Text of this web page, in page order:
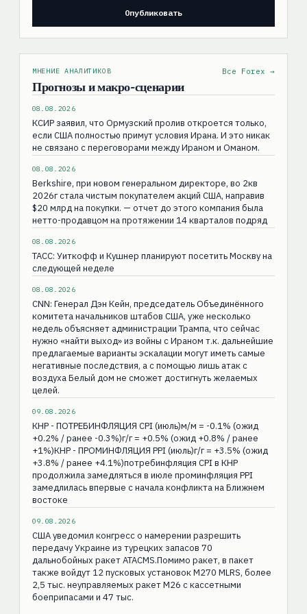
МНЕНИЕ АНАЛИТИКОВ
Прогнозы и макро-сценарии
Все Forex →
08.08.2026
КСИР заявил, что Ормузский пролив откроется только,
если США полностью примут условия Ирана. И это никак
не связано с переговорами между Ираном и Оманом.
08.08.2026
Berkshire, при новом генеральном директоре, во 2кв
2026г стала чистым покупателем акций США, направив
$20 млрд на покупки. — отчет до этого компания была
нетто-продавцом на протяжении 14 кварталов подряд
08.08.2026
ТАСС: Уиткофф и Кушнер планируют посетить Москву на
следующей неделе
08.08.2026
CNN: Генерал Дэн Кейн, председатель Объединённого
комитета начальников штабов США, уже несколько
недель объясняет администрации Трампа, что сейчас
нужно «найти выход» из войны с Ираном т.к. дальнейшие
предлагаемые варианты эскалации могут иметь самые
негативные последствия, а с помощью лишь атак с
воздуха Белый дом не сможет достигнуть желаемых
целей.
09.08.2026
КНР - ПОТРЕБИНФЛЯЦИЯ CPI (июль)м/м = -0.1% (ожид
+0.2% / ранее -0.3%)г/г = +0.5% (ожид +0.8% / ранее
+1%)КНР - ПРОМИНФЛЯЦИЯ РPI (июль)г/г = +3.5% (ожид
+3.8% / ранее +4.1%)потребинфляция CPI в КНР
продолжила замедляться в июле проминфляция PPI
замедлилась впервые с начала конфликта на Ближнем
востоке
09.08.2026
США уведомил конгресс о намерении разрешить
передачу Украине из турецких запасов 70
дальнобойных ракет ATACMS.Помимо ракет, в пакет
также войдут 12 пусковых установок M270 MLRS, более
2,5 тыс. неуправляемых ракет M26 с кассетными
боеприпасами и 47 тыс.